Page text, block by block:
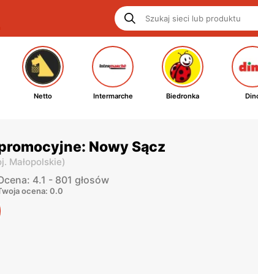
Netto Intermarche Biedronka
Nowy Sącz
Małopolskie)
4.1 - 801 głosów
ocena: 0.0